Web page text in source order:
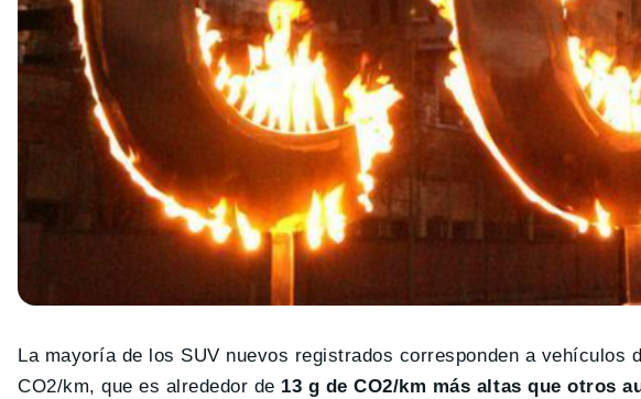
La mayoría de los SUV nuevos registrados corresponden a vehículos
CO2/km, que es alrededor de 13 g de CO2/km más altas que otros